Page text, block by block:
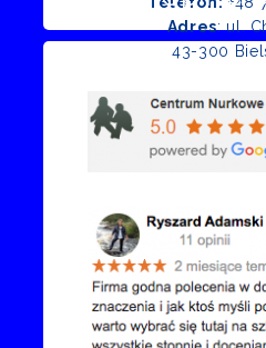
Adres: ul.
43-300